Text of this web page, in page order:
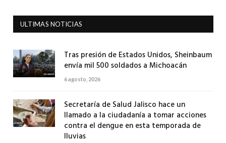
ULTIMAS NOTICIAS
Tras presión de Estados Unidos, Sheinbaum
envía mil 500 soldados a Michoacán
6 agosto, 2026
Secretaría de Salud Jalisco hace un
llamado a la ciudadanía a tomar acciones
contra el dengue en esta temporada de
lluvias